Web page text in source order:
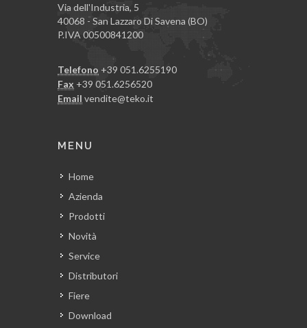
Via dell'Industria, 5
40068 - San Lazzaro Di Savena (BO)
P.IVA 00500841200
Telefono +39 051.6255190
Fax +39 051.6256520
Email vendite@teko.it
MENU
Home
Azienda
Prodotti
Novità
Service
Distributori
Fiere
Download